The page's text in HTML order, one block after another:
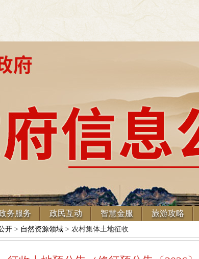
务服务 政民互动 智慧金服 旅游攻略
开 > 自然资源领域 > 农村集体土地征收